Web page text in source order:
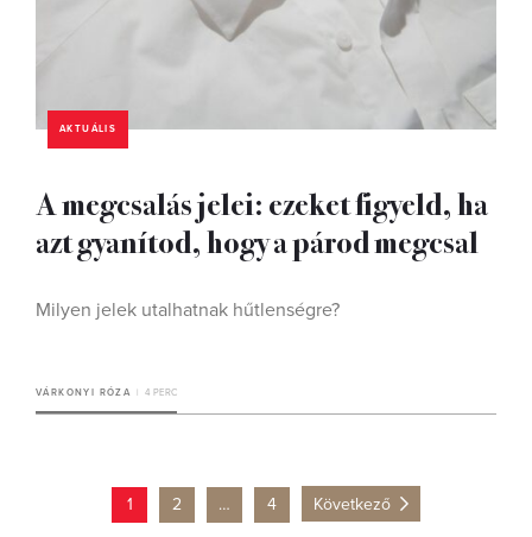
AKTUÁLIS
A megcsalás jelei: ezeket figyeld, ha
azt gyanítod, hogy a párod megcsal
Milyen jelek utalhatnak hűtlenségre?
VÁRKONYI RÓZA 4 PERC
1 2 … 4 Következő